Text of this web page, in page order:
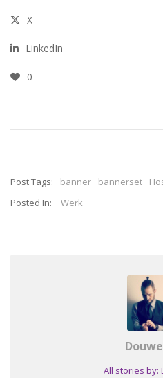
X
LinkedIn
0
Post Tags: banner bannerset
Posted In:
Werk
All stories by: